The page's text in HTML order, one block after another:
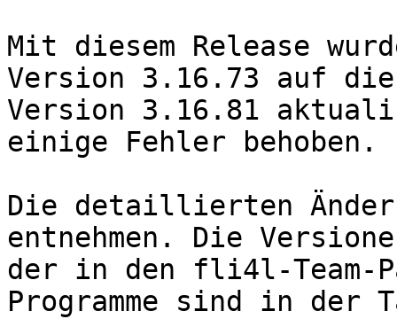
Mit diesem Release
Version 3.16.73 auf die
Version 3.16.81
einige Fehler behoben.
Die detaillierten
entnehmen. Die
der in den fli4l-Team-
Programme sind in der